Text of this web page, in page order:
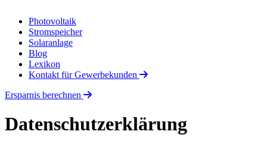
Photovoltaik
Stromspeicher
Solaranlage
Blog
Lexikon
Kontakt für Gewerbekunden
Ersparnis berechnen
Datenschutzerklärung